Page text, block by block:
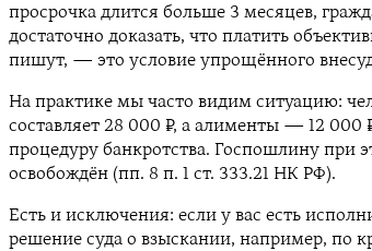
просрочка длится больше 3 месяцев,
достаточно доказать, что платить
пишут, — это условие упрощённого
На практике мы часто видим ситуацию:
составляет 28 000 ₽, а алименты — 12 000
процедуру банкротства. Госпошлину при
освобождён (пп. 8 п. 1 ст. 333.21 НК РФ).
Есть и исключения: если у вас есть
решение суда о взыскании, например, по